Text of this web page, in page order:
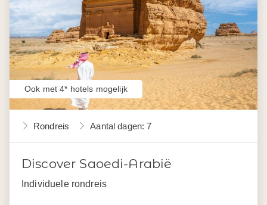
Rondreis Aantal dagen: 7
Discover Saoedi-Arabië
Individuele rondreis
Ook met 4* hotels mogelijk